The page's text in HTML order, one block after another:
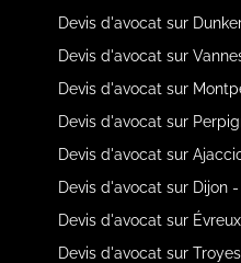
Devis d'avocat sur
Devis d'avocat sur
Devis d'avocat sur
Devis d'avocat sur
Devis d'avocat sur
Devis d'avocat sur Dijon
Devis d'avocat sur
Devis d'avocat sur